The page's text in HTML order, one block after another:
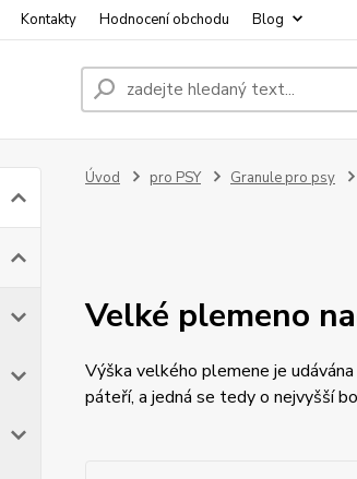
Kontakty Hodnocení obchodu Blog
Úvod pro PSY Granule pro psy
Velké plemeno
Výška velkého plemene je udávána
páteří, a jedná se tedy o nejvyšší